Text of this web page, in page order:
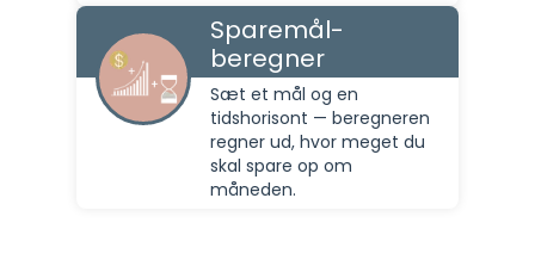
Sparemål-
beregner
Sæt et mål og en
tidshorisont — beregneren
regner ud, hvor meget du
skal spare op om
måneden.